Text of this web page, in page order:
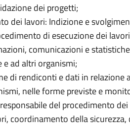
dei progetti;
dei lavori: Indizione e
di esecuzione dei
comunicazioni e
ad altri organismi;
di rendiconti e dati in relazione
nelle forme previste e
del procedimento
coordinamento della